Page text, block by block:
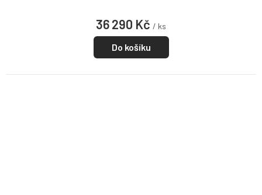
36 290 Kč / ks
Do košíku